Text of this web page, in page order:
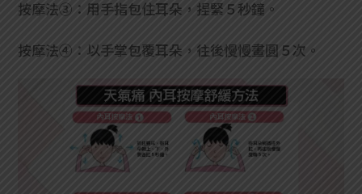
按摩法③：用手指包住耳朵，捏緊５秒鐘。
按摩法④：以手掌包覆耳朵，往後慢慢畫圓５次。